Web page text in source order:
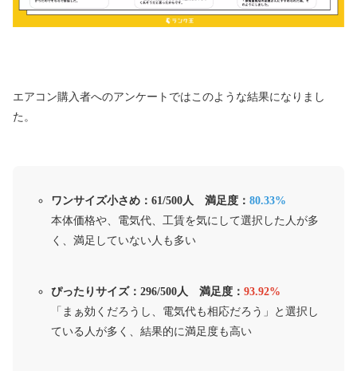
エアコン購入者へのアンケートではこのような結果になりまし
た。
ワンサイズ小さめ：61/500人 満足度： 80.33%
本体価格や、電気代、工賃を気にして選択した人が多
く、満足していない人も多い
ぴったりサイズ：296/500人 満足度： 93.92%
「まぁ効くだろうし、電気代も相応だろう」と選択し
ている人が多く、結果的に満足度も高い